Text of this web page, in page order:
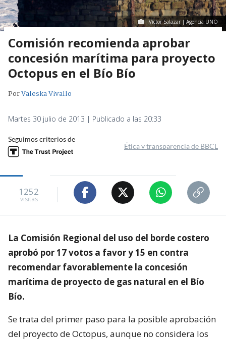
Víctor Salazar | Agencia UNO
Comisión recomienda aprobar
concesión marítima para proyecto
Octopus en el Bío Bío
PorValeska Vivallo
Martes 30 julio de 2013 | Publicado a las 20:33
Seguimos criterios de
Ética y transparencia de BBCL
1252
visitas
La Comisión Regional del uso del borde costero
aprobó por 17 votos a favor y 15 en contra
recomendar favorablemente la concesión
marítima de proyecto de gas natural en el Bío
Bío.
Se trata del primer paso para la posible aprobación
del proyecto de Octopus, aunque no considera los